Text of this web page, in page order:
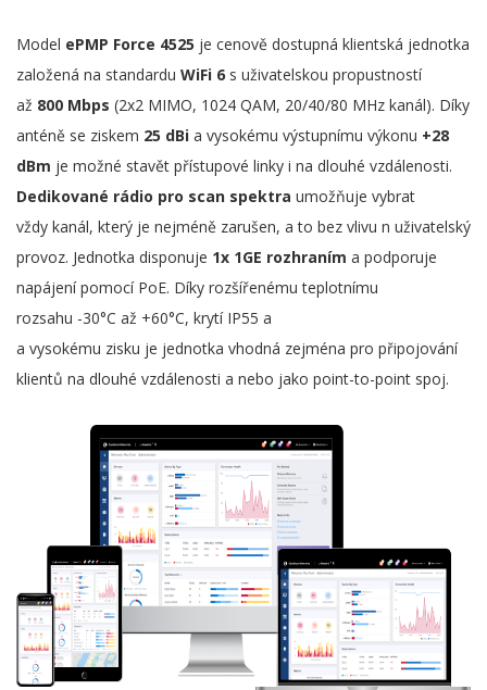
Model ePMP Force 4525 je cenově dostupná klientská jednotka
založená na standardu WiFi 6 s uživatelskou propustností
až 800 Mbps (2x2 MIMO, 1024 QAM, 20/40/80 MHz kanál). Díky
anténě se ziskem 25 dBi a vysokému výstupnímu výkonu +28
dBm je možné stavět přístupové linky i na dlouhé vzdálenosti.
Dedikované rádio pro scan spektra umožňuje vybrat
vždy kanál, který je nejméně zarušen, a to bez vlivu n uživatelský
provoz. Jednotka disponuje 1x 1GE rozhraním a podporuje
napájení pomocí PoE. Díky rozšířenému teplotnímu
rozsahu -30°C až +60°C, krytí IP55 a
a vysokému zisku je jednotka vhodná zejména pro připojování
klientů na dlouhé vzdálenosti a nebo jako point-to-point spoj.